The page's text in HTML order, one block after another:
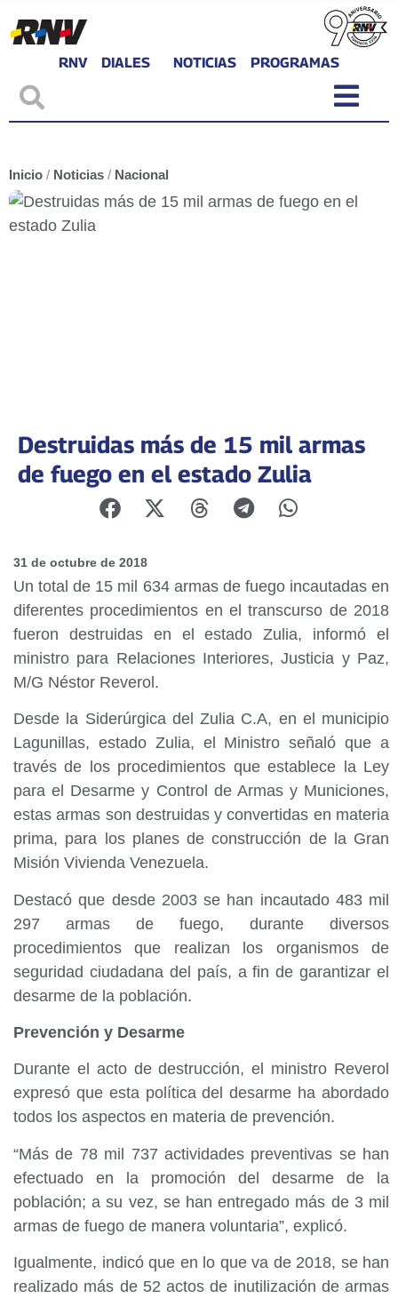
RNV DIALES NOTICIAS PROGRAMAS
Inicio / Noticias / Nacional
Destruidas más de 15 mil armas
de fuego en el estado Zulia
31 de octubre de 2018
Un total de 15 mil 634 armas de fuego incautadas en
diferentes procedimientos en el transcurso de 2018
fueron destruidas en el estado Zulia, informó el
ministro para Relaciones Interiores, Justicia y Paz,
M/G Néstor Reverol.
Desde la Siderúrgica del Zulia C.A, en el municipio
Lagunillas, estado Zulia, el Ministro señaló que a
través de los procedimientos que establece la Ley
para el Desarme y Control de Armas y Municiones,
estas armas son destruidas y convertidas en materia
prima, para los planes de construcción de la Gran
Misión Vivienda Venezuela.
Destacó que desde 2003 se han incautado 483 mil
297 armas de fuego, durante diversos
procedimientos que realizan los organismos de
seguridad ciudadana del país, a fin de garantizar el
desarme de la población.
Prevención y Desarme
Durante el acto de destrucción, el ministro Reverol
expresó que esta política del desarme ha abordado
todos los aspectos en materia de prevención.
“Más de 78 mil 737 actividades preventivas se han
efectuado en la promoción del desarme de la
población; a su vez, se han entregado más de 3 mil
armas de fuego de manera voluntaria”, explicó.
Igualmente, indicó que en lo que va de 2018, se han
realizado más de 52 actos de inutilización de armas